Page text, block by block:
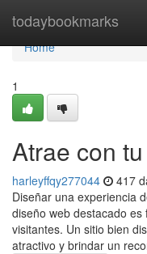
todaybookmarks
Home
Home
1
Atrae con
harleyffqy277044 417
Diseñar una experiencia
diseño web destacado
visitantes. Un sitio bien
atractivo y brindar un